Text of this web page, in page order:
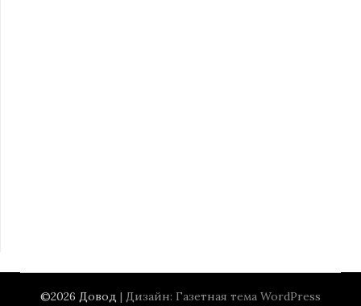
©2026 Довод | Дизайн: Газетная тема WordPress